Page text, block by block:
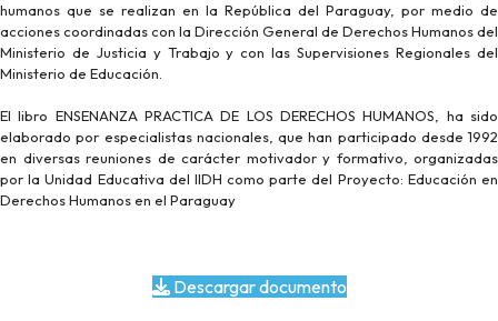
humanos que se realizan en la República del Paraguay, por medio de
acciones coordinadas con la Dirección General de Derechos Humanos del
Ministerio de Justicia y Trabajo y con las Supervisiones Regionales del
Ministerio de Educación.
El libro ENSENANZA PRACTICA DE LOS DERECHOS HUMANOS, ha sido
elaborado por especialistas nacionales, que han participado desde 1992
en diversas reuniones de carácter motivador y formativo, organizadas
por la Unidad Educativa del IlDH como parte del Proyecto: Educación en
Derechos Humanos en el Paraguay
Descargar documento